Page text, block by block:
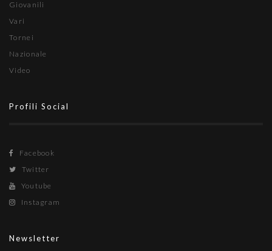
Giovanili
Vari
Tornei
Nazionale
Video
Profili Social
Facebook
Twitter
Youtube
Instagram
Newsletter